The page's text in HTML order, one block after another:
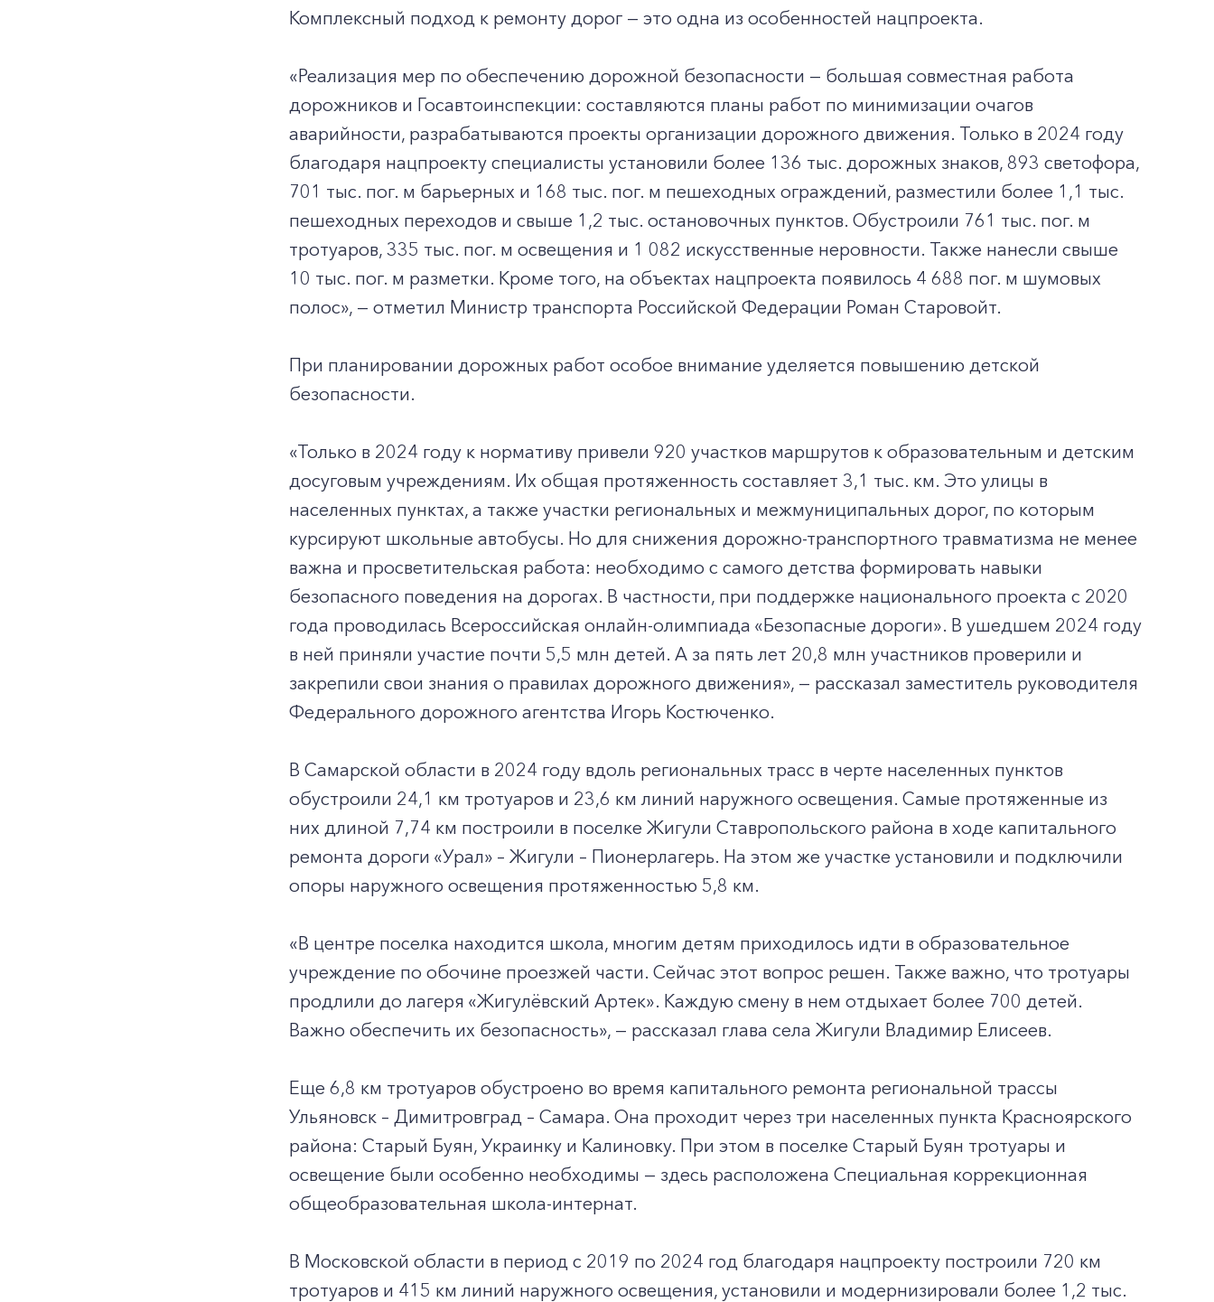
+7-800-700-24-57
Корпоративным клиентам
Комплексный подход к ремонту дорог — это одна из особенностей нацпроекта.
«Реализация мер по обеспечению дорожной безопасности — большая совместная работа
дорожников и Госавтоинспекции: составляются планы работ по минимизации очагов
аварийности, разрабатываются проекты организации дорожного движения. Только в 2024 году
благодаря нацпроекту специалисты установили более 136 тыс. дорожных знаков, 893 светофора,
701 тыс. пог. м барьерных и 168 тыс. пог. м пешеходных ограждений, разместили более 1,1 тыс.
пешеходных переходов и свыше 1,2 тыс. остановочных пунктов. Обустроили 761 тыс. пог. м
тротуаров, 335 тыс. пог. м освещения и 1 082 искусственные неровности. Также нанесли свыше
10 тыс. пог. м разметки. Кроме того, на объектах нацпроекта появилось 4 688 пог. м шумовых
полос», — отметил Министр транспорта Российской Федерации Роман Старовойт.
При планировании дорожных работ особое внимание уделяется повышению детской
безопасности.
«Только в 2024 году к нормативу привели 920 участков маршрутов к образовательным и детским
досуговым учреждениям. Их общая протяженность составляет 3,1 тыс. км. Это улицы в
населенных пунктах, а также участки региональных и межмуниципальных дорог, по которым
курсируют школьные автобусы. Но для снижения дорожно-транспортного травматизма не менее
важна и просветительская работа: необходимо с самого детства формировать навыки
безопасного поведения на дорогах. В частности, при поддержке национального проекта с 2020
года проводилась Всероссийская онлайн-олимпиада «Безопасные дороги». В ушедшем 2024 году
в ней приняли участие почти 5,5 млн детей. А за пять лет 20,8 млн участников проверили и
закрепили свои знания о правилах дорожного движения», — рассказал заместитель руководителя
Федерального дорожного агентства Игорь Костюченко.
В Самарской области в 2024 году вдоль региональных трасс в черте населенных пунктов
обустроили 24,1 км тротуаров и 23,6 км линий наружного освещения. Самые протяженные из
них длиной 7,74 км построили в поселке Жигули Ставропольского района в ходе капитального
ремонта дороги «Урал» – Жигули – Пионерлагерь. На этом же участке установили и подключили
опоры наружного освещения протяженностью 5,8 км.
«В центре поселка находится школа, многим детям приходилось идти в образовательное
учреждение по обочине проезжей части. Сейчас этот вопрос решен. Также важно, что тротуары
продлили до лагеря «Жигулёвский Артек». Каждую смену в нем отдыхает более 700 детей.
Важно обеспечить их безопасность», — рассказал глава села Жигули Владимир Елисеев.
Еще 6,8 км тротуаров обустроено во время капитального ремонта региональной трассы
Ульяновск – Димитровград – Самара. Она проходит через три населенных пункта Красноярского
района: Старый Буян, Украинку и Калиновку. При этом в поселке Старый Буян тротуары и
освещение были особенно необходимы — здесь расположена Специальная коррекционная
общеобразовательная школа-интернат.
В Московской области в период с 2019 по 2024 год благодаря нацпроекту построили 720 км
тротуаров и 415 км линий наружного освещения, установили и модернизировали более 1,2 тыс.